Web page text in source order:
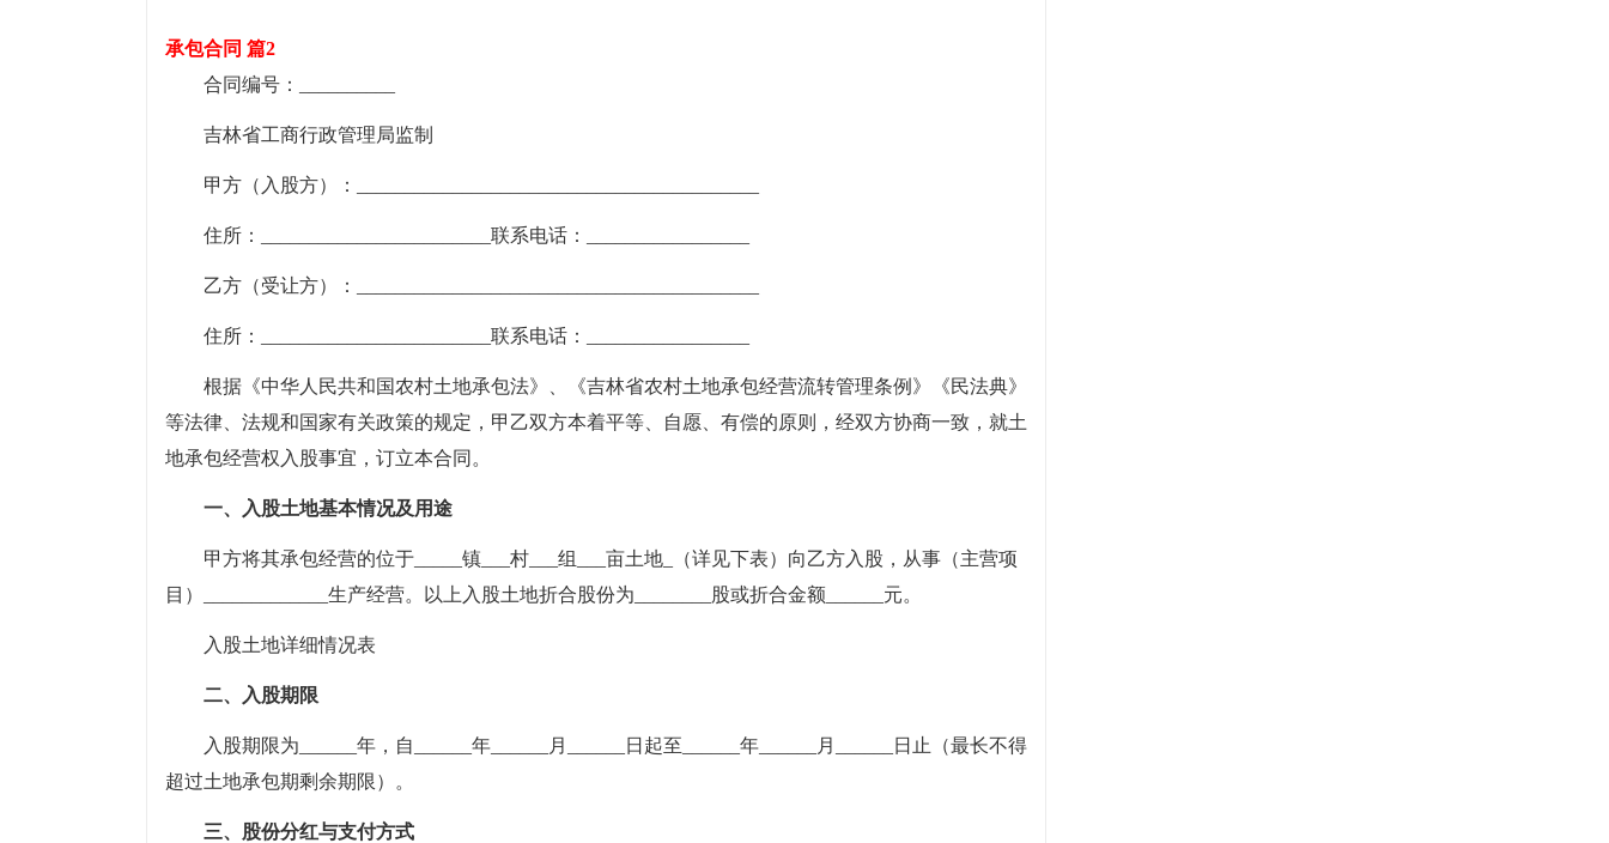
承包合同 篇2
合同编号：__________
吉林省工商行政管理局监制
甲方（入股方）：__________________________________________
住所：________________________联系电话：_________________
乙方（受让方）：__________________________________________
住所：________________________联系电话：_________________
根据《中华人民共和国农村土地承包法》、《吉林省农村土地承包经营流转管理条例》《民法典》
等法律、法规和国家有关政策的规定，甲乙双方本着平等、自愿、有偿的原则，经双方协商一致，就土
地承包经营权入股事宜，订立本合同。
一、入股土地基本情况及用途
甲方将其承包经营的位于_____镇___村___组___亩土地_（详见下表）向乙方入股，从事（主营项
目）_____________生产经营。以上入股土地折合股份为________股或折合金额______元。
入股土地详细情况表
二、入股期限
入股期限为______年，自______年______月______日起至______年______月______日止（最长不得
超过土地承包期剩余期限）。
三、股份分红与支付方式